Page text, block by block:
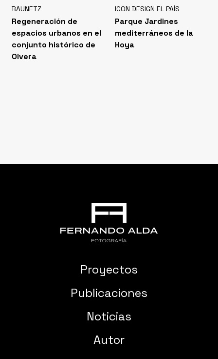
BAUNETZ
Regeneración de
espacios urbanos en el
conjunto histórico de
Olvera
ICON DESIGN EL PAÍS
Parque Jardines
mediterráneos de la
Hoya
Proyectos
Publicaciones
Noticias
Autor